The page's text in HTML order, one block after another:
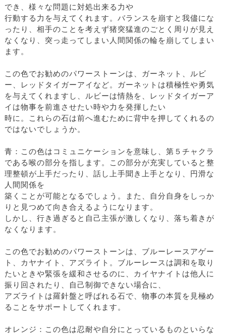
でき、様々な問題に対処出来る力や
行動する力を与えてくれます。バランスを崩すと我儘にな
ったり、相手のことを考えず猪突猛進のごとく周りが見え
なくなり、突っ走ってしまい人間関係の輪を崩してしまい
ます。
この色でお勧めのパワーストーンは、ガーネット、ルビ
ー、レッドタイガーアイなど。ガーネットは積極性や勇気
を与えてくれますし、ルビーは情熱を、レッドタイガーア
イは物事を前進させたい時や力を発揮したい
時に。これらの石は前へ進むために背中を押してくれるの
ではないでしょうか。
青：この色はコミュニケーションを意味し、第５チャクラ
である喉の部分を指します。この部分が充実していると整
理整頓が上手だったり、話し上手聞き上手となり、円滑な
人間関係を
築くことが可能となるでしょう。また、自分自身をしっか
りと見つめて向き合えるようになります。
しかし、行き過ぎると自己主張が激しくなり、落ち着きが
なくなります。
この色でお勧めのパワーストーンは、ブルーレースアゲー
ト、カヤナイト、アズライト。ブルーレースは調和を取り
たいときや緊張を緩和させるのに、カイヤナイトは他人に
振り回されたり、自己制御できない場合に、
アズライトは羅針盤と呼ばれる石で、物事の本質を見極め
ることをサポートしてくれます。
オレンジ：この色は忍耐や自分にとっているものといらな